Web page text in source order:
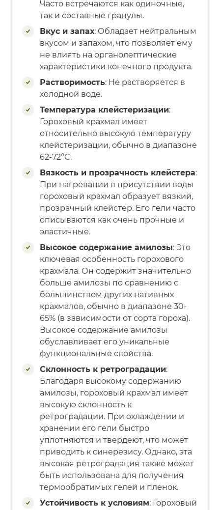
Часто встречаются как одиночные,
так и составные гранулы.
Вкус и запах: Обладает нейтральным
вкусом и запахом, что позволяет ему
не влиять на органолептические
характеристики конечного продукта.
Растворимость: Не растворяется в
холодной воде.
Температура клейстеризации:
Гороховый крахмал имеет
относительно высокую температуру
клейстеризации, обычно в диапазоне
62-72°C.
Вязкость и прозрачность клейстера:
При нагревании в присутствии воды
гороховый крахмал образует вязкий,
прозрачный клейстер. Его гели часто
описываются как очень прочные и
эластичные.
Высокое содержание амилозы: Это
ключевая особенность горохового
крахмала. Он содержит значительно
больше амилозы по сравнению с
большинством других нативных
крахмалов, обычно в диапазоне 30-
65% (в зависимости от сорта гороха).
Высокое содержание амилозы
обуславливает его уникальные
функциональные свойства.
Склонность к ретроградации:
Благодаря высокому содержанию
амилозы, гороховый крахмал имеет
высокую склонность к
ретроградации. При охлаждении и
хранении его гели быстро
уплотняются и твердеют, что может
приводить к синерезису. Однако, эта
высокая ретроградация также может
быть использована для получения
термообратимых гелей и пленок.
Устойчивость к условиям: Гороховый